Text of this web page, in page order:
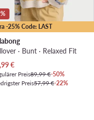
-25% Code: LAST
· Bunt · Relaxed Fit
Preis
€
Preis89,99 €-50%
Preis57,99 €-22%